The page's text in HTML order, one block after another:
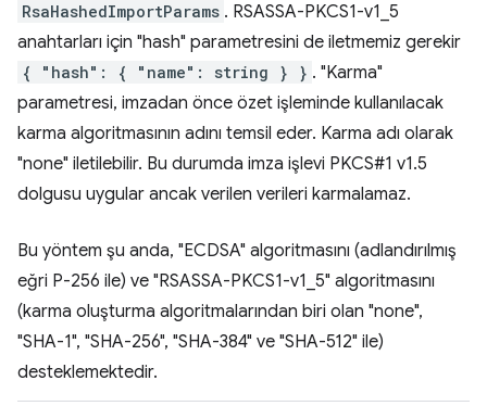
RsaHashedImportParams . RSASSA-PKCS1-v1_5
anahtarları için "hash" parametresini de iletmemiz gerekir
{ "hash": { "name": string } } . "Karma"
parametresi, imzadan önce özet işleminde kullanılacak
karma algoritmasının adını temsil eder. Karma adı olarak
"none" iletilebilir. Bu durumda imza işlevi PKCS#1 v1.5
dolgusu uygular ancak verilen verileri karmalamaz.
Bu yöntem şu anda, "ECDSA" algoritmasını (adlandırılmış
eğri P-256 ile) ve "RSASSA-PKCS1-v1_5" algoritmasını
(karma oluşturma algoritmalarından biri olan "none",
"SHA-1", "SHA-256", "SHA-384" ve "SHA-512" ile)
desteklemektedir.